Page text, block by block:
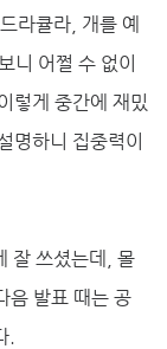
라큘라, 개를 예
니 어쩔 수 없이
렇게 중간에 재밌
명하니 집중력이
잘 쓰셨는데, 몰
음 발표 때는 공
.